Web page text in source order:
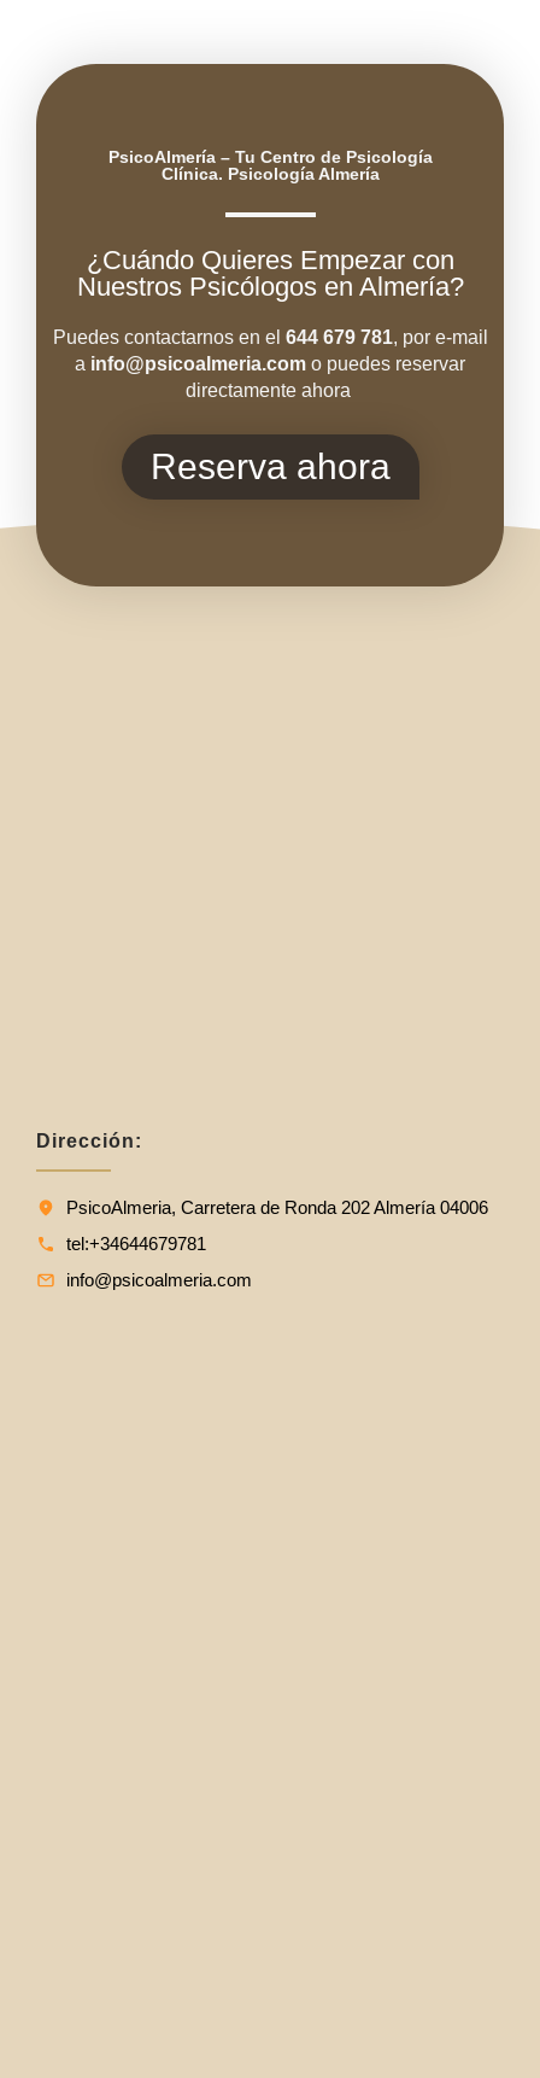
PsicoAlmería – Tu Centro de Psicología
Clínica. Psicología Almería
¿Cuándo Quieres Empezar con
Nuestros Psicólogos en Almería?
Puedes contactarnos en el 644 679 781, por e-mail
a info@psicoal meria.com o puedes reservar
directamente ahora
Reserva ahora
Dirección:
PsicoAlmeria, Carretera de Ronda 202 Almería 04006
tel:+34644679781
info@psicoalmeria.com